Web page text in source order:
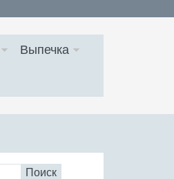
Выпечка
Поиск